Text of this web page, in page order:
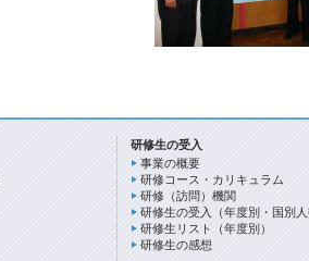
研修生の受入
事業の概要
研修コース・カリキュラム
研修（訪問）機関
研修生の受入（年度別・国別
研修生リスト（年度別）
研修生の感想